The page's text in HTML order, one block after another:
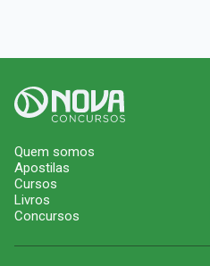
Quem somos
Apostilas
Cursos
Livros
Concursos